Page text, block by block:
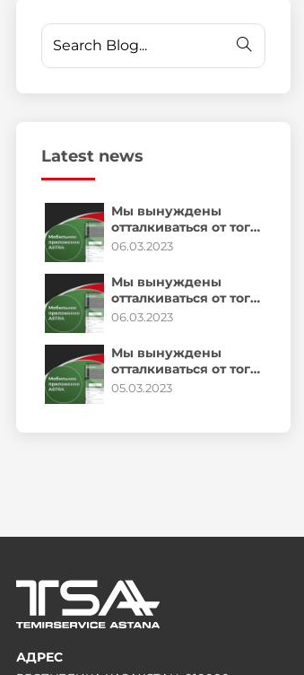
Latest news
Мы вынуждены
отталкиваться от того,
что граница
позволяет
06.03.2023
Мы вынуждены
отталкиваться от того,
что граница
позволяет
06.03.2023
Мы вынуждены
отталкиваться от того,
что граница
05.03.2023
АДРЕС